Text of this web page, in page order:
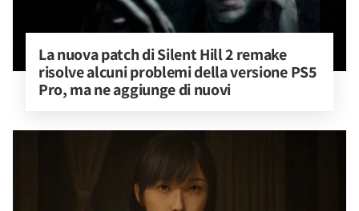
La nuova patch di Silent Hill 2 remake
risolve alcuni problemi della versione PS5
Pro, ma ne aggiunge di nuovi